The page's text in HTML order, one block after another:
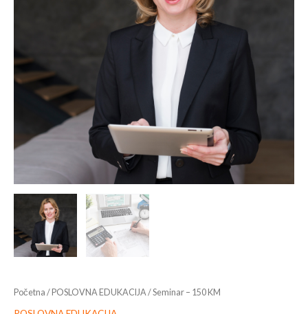
Početna /POSLOVNA EDUKACIJA / Seminar – 150 KM